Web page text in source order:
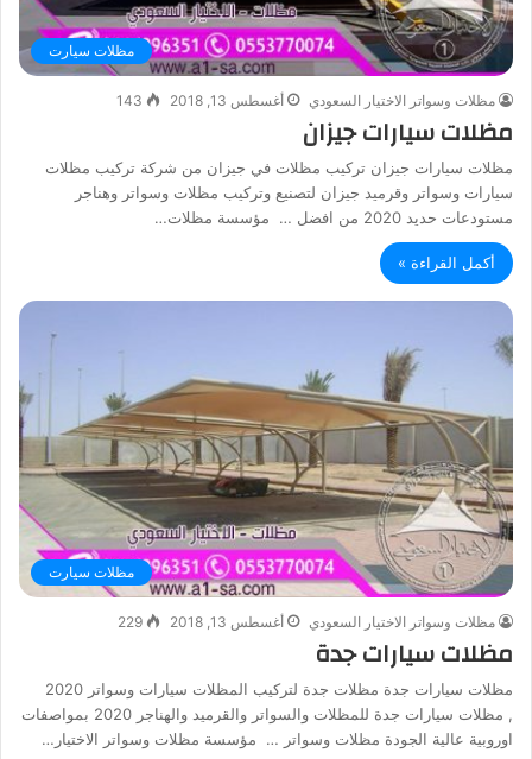
مظلات سيارت
مظلات وسواتر الاختيار السعودي أغسطس 13, 2018 143
مظلات سيارات جيزان
مظلات سيارات جيزان تركيب مظلات في جيزان من شركة تركيب مظلات
سيارات وسواتر وقرميد جيزان لتصنيع وتركيب مظلات وسواتر وهناجر
مستودعات حديد 2020 من افضل … مؤسسة مظلات…
أكمل القراءة »
مظلات سيارت
مظلات وسواتر الاختيار السعودي أغسطس 13, 2018 229
مظلات سيارات جدة
مظلات سيارات جدة مظلات جدة لتركيب المظلات سيارات وسواتر 2020
, مظلات سيارات جدة للمظلات والسواتر والقرميد والهناجر 2020 بمواصفات
اوروبية عالية الجودة مظلات وسواتر … مؤسسة مظلات وسواتر الاختيار…